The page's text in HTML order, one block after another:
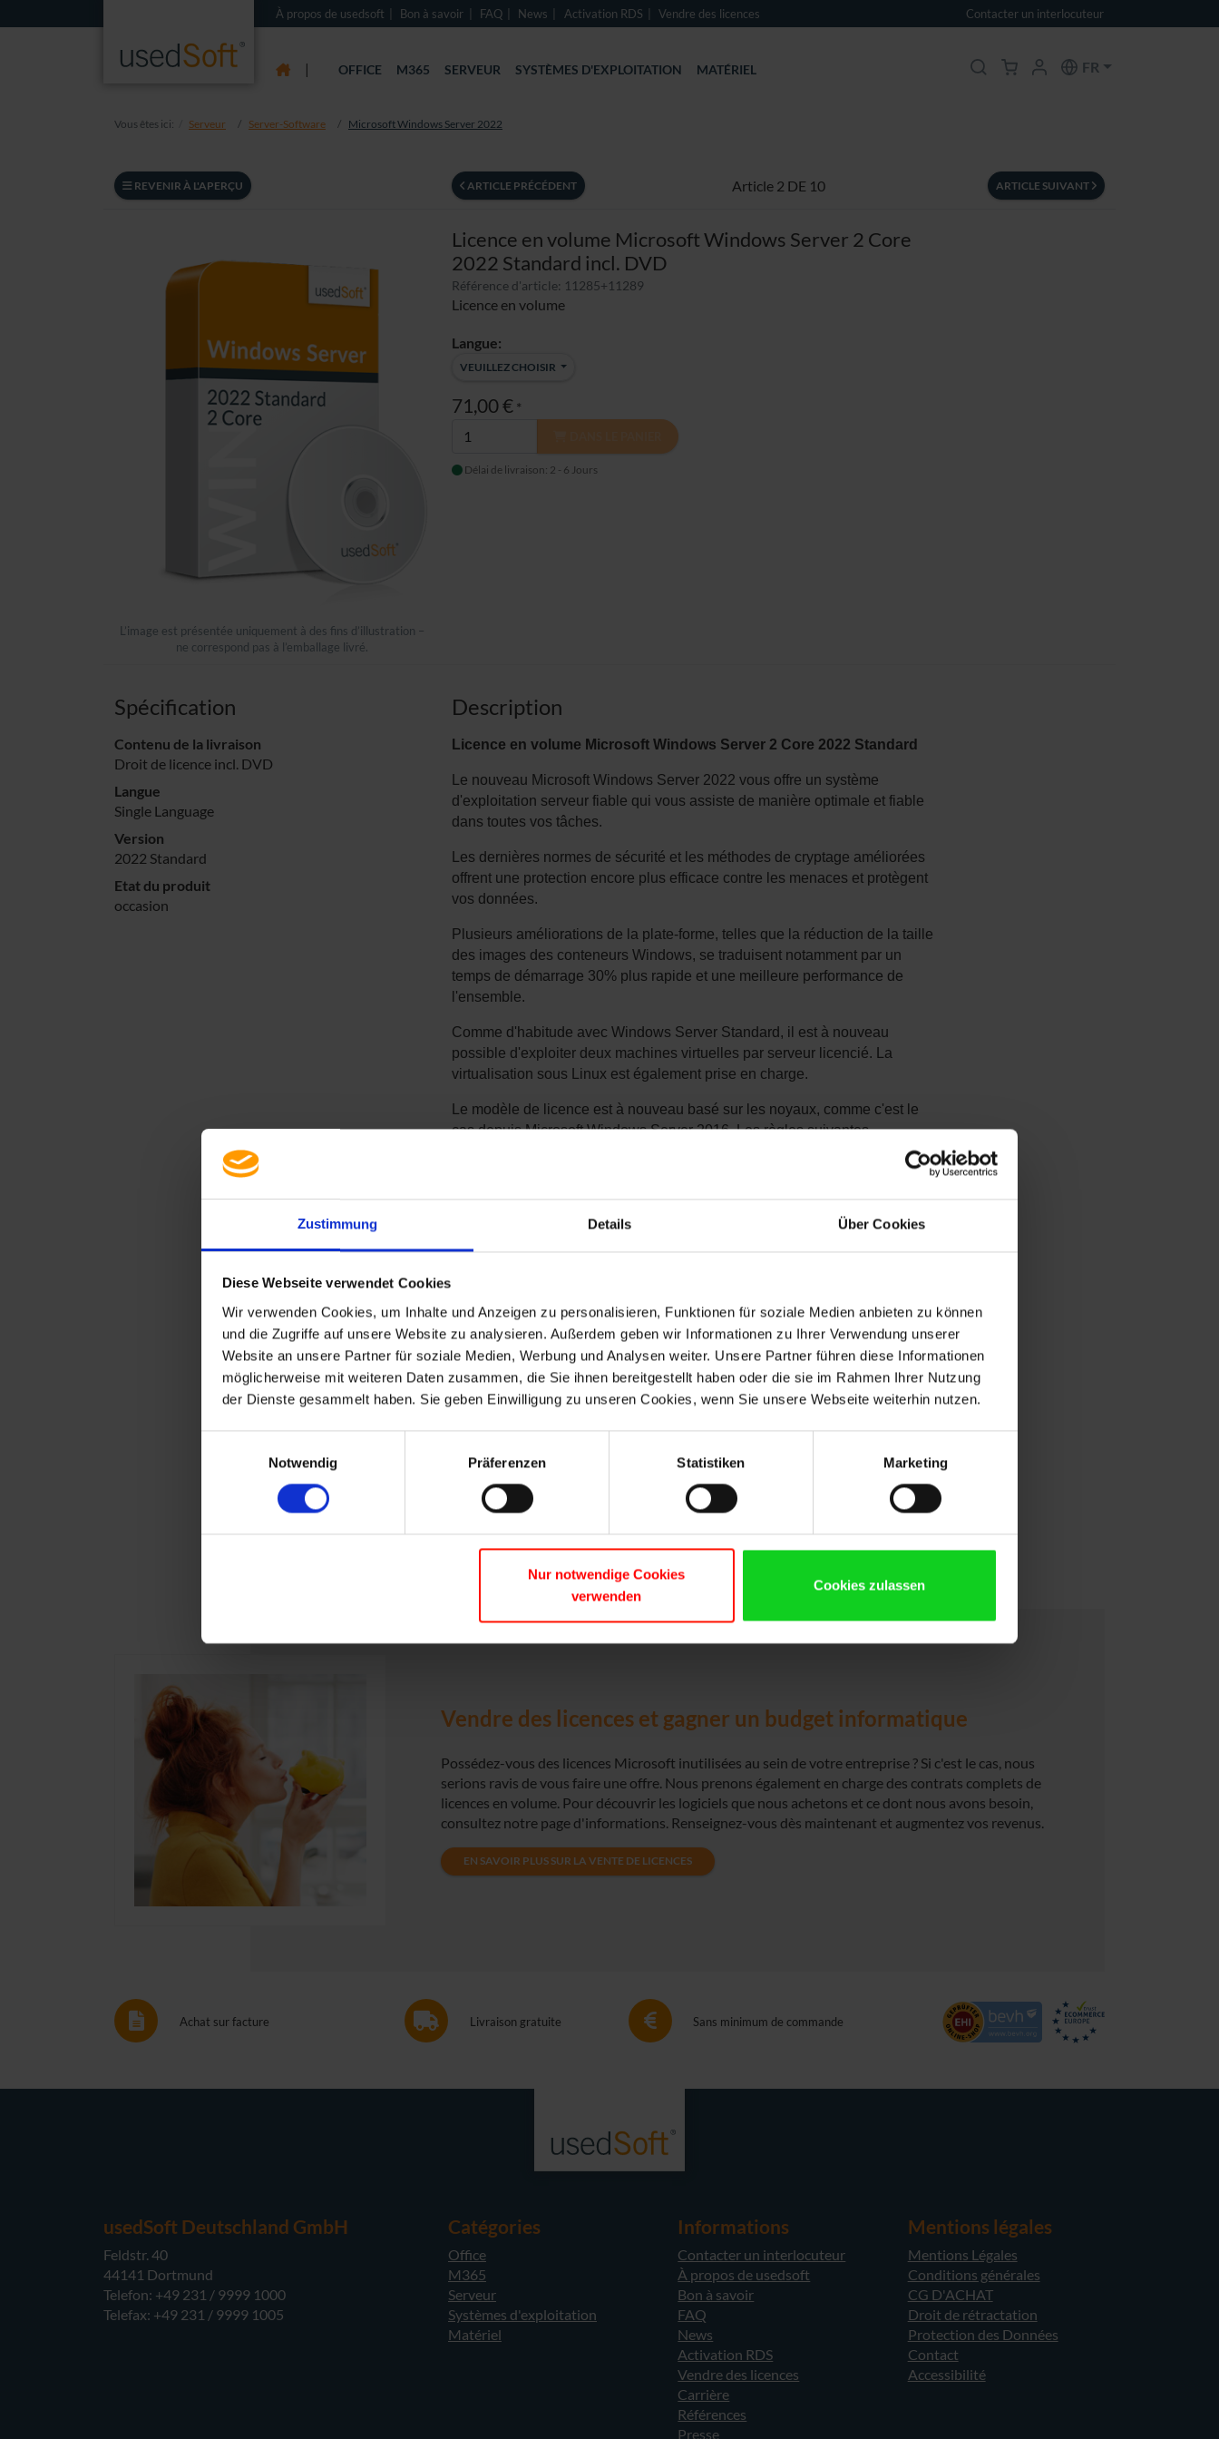
Zustimmung Details Über Cookies
Diese Webseite verwendet Cookies
Wir verwenden Cookies, um Inhalte und Anzeigen zu personalisieren, Funktionen für soziale Medien anbieten zu können
und die Zugriffe auf unsere Website zu analysieren. Außerdem geben wir Informationen zu Ihrer Verwendung unserer
Website an unsere Partner für soziale Medien, Werbung und Analysen weiter. Unsere Partner führen diese Informationen
möglicherweise mit weiteren Daten zusammen, die Sie ihnen bereitgestellt haben oder die sie im Rahmen Ihrer Nutzung
der Dienste gesammelt haben. Sie geben Einwilligung zu unseren Cookies, wenn Sie unsere Webseite weiterhin nutzen.
Notwendig
Präferenzen Statistiken Marketing
Nur notwendige Cookies
verwenden
Cookies zulassen
À propos de usedsoft Bon à savoir FAQ News Activation RDS Vendre des licences Contacter un interlocuteur
| OFFICE M365 SERVEUR SYSTÈMES D'EXPLOITATION MATÉRIEL FR
Vous êtes ici: Serveur Server-Software Microsoft Windows Server 2022
REVENIR À L'APERÇU ARTICLE PRÉCÉDENT Article 2 DE 10 ARTICLE SUIVANT
L’image est présentée uniquement à des fins d’illustration –
ne correspond pas à l’emballage livré.
Licence en volume Microsoft Windows Server 2 Core
2022 Standard incl. DVD
Référence d'article: 11285+11289
Licence en volume
Langue:
VEUILLEZ CHOISIR
71,00 € *
Délai de livraison: 2 - 6 Jours
Description
Licence en volume Microsoft Windows Server 2 Core 2022 Standard
Le nouveau Microsoft Windows Server 2022 vous offre un système
d'exploitation serveur fiable qui vous assiste de manière optimale et fiable
dans toutes vos tâches.
Les dernières normes de sécurité et les méthodes de cryptage améliorées
offrent une protection encore plus efficace contre les menaces et protègent
vos données.
Plusieurs améliorations de la plate-forme, telles que la réduction de la taille
des images des conteneurs Windows, se traduisent notamment par un
temps de démarrage 30% plus rapide et une meilleure performance de
l'ensemble.
Comme d'habitude avec Windows Server Standard, il est à nouveau
possible d'exploiter deux machines virtuelles par serveur licencié. La
virtualisation sous Linux est également prise en charge.
Le modèle de licence est à nouveau basé sur les noyaux, comme c'est le
cas depuis Microsoft Windows Server 2016. Les règles suivantes
Spécification
Contenu de la livraison
Droit de licence incl. DVD
Langue
Single Language
Version
2022 Standard
Etat du produit
occasion
Vendre des licences et gagner un budget informatique
Possédez-vous des licences Microsoft inutilisées au sein de votre entreprise ? Si c'est le cas, nous
serions ravis de vous faire une offre. Nous prenons également en charge des contrats complets de
licences en volume. Pour découvrir les logiciels que nous achetons et ce dont nous avons besoin,
consultez notre page d'informations. Renseignez-vous dès maintenant et augmentez vos revenus.
EN SAVOIR PLUS SUR LA VENTE DE LICENCES
Achat sur facture Livraison gratuite Sans minimum de commande
usedSoft Deutschland GmbH
Feldstr. 40
44141 Dortmund
Telefon: +49 231 / 9999 1000
Telefax: +49 231 / 9999 1005
Catégories
Office
M365
Serveur
Systèmes d'exploitation
Matériel
Informations
Contacter un interlocuteur
À propos de usedsoft
Bon à savoir
FAQ
News
Activation RDS
Vendre des licences
Carrière
Références
Presse
Mentions légales
Mentions Légales
Conditions générales
CG D'ACHAT
Droit de rétractation
Protection des Données
Contact
Accessibilité